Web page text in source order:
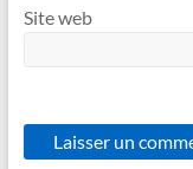
Site web